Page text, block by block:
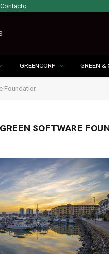
Contacto
GREENCORP GREEN &
Foundation
GREEN SOFTWARE